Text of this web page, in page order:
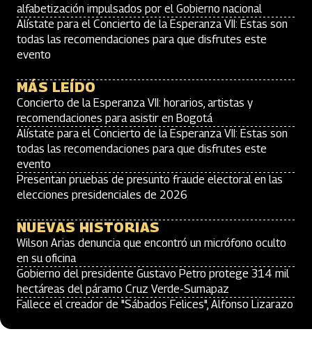
alfabetización impulsados por el Gobierno nacional
Alístate para el Concierto de la Esperanza VII: Estas son
todas las recomendaciones para que disfrutes este
evento
MÁS LEÍDO
Concierto de la Esperanza VII: horarios, artistas y
recomendaciones para asistir en Bogotá
Alístate para el Concierto de la Esperanza VII: Estas son
todas las recomendaciones para que disfrutes este
evento
Presentan pruebas de presunto fraude electoral en las
elecciones presidenciales de 2026
NUEVAS HISTORIAS
Wilson Arias denuncia que encontró un micrófono oculto
en su oficina
Gobierno del presidente Gustavo Petro protege 314 mil
hectáreas del páramo Cruz Verde-Sumapaz
Fallece el creador de "Sábados Felices", Alfonso Lizarazo